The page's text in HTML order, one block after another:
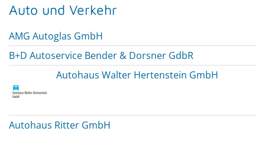
Auto und Verkehr
AMG Autoglas GmbH
B+D Autoservice Bender & Dorsner GdbR
Autohaus Walter Hertenstein GmbH
Autohaus Ritter GmbH